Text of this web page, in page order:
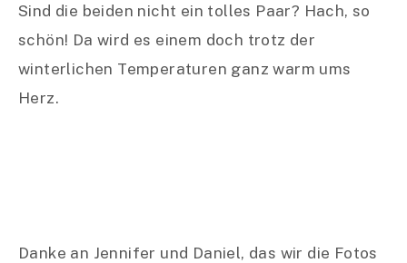
Sind die beiden nicht ein tolles Paar? Hach, so
schön! Da wird es einem doch trotz der
winterlichen Temperaturen ganz warm ums
Herz.
Danke an Jennifer und Daniel, das wir die Fotos